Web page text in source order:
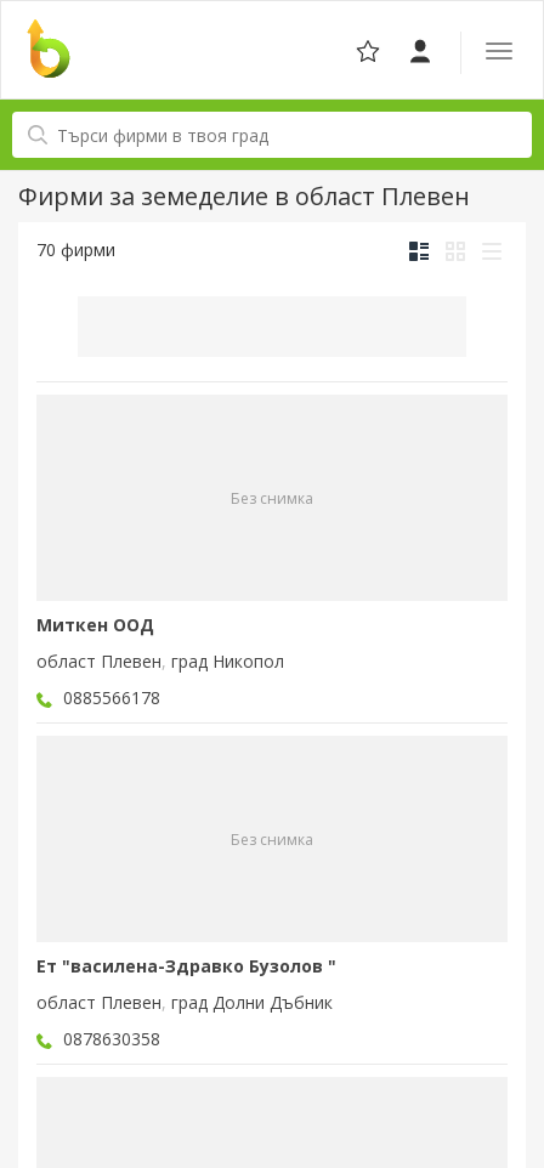
Фирми за земеделие в област Плевен
70 фирми
Без снимка
Миткен ООД
област Плевен, град Никопол
0885566178
Без снимка
Ет "василена-Здравко Бузолов "
област Плевен, град Долни Дъбник
0878630358